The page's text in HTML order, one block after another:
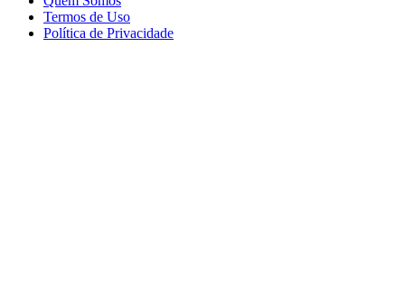
Termos de Uso
Política de Privacidade